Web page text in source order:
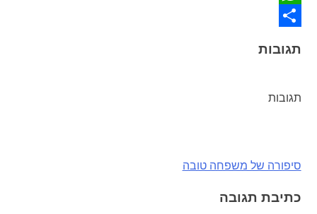
WhatsApp
תגובות
תגובות
ניווט
סיפורה של משפחה טובה
כתיבת תגובה